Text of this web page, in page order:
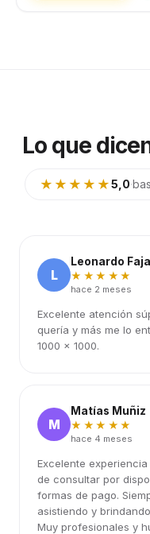
Lo que
★★★★★5,0·
L
Leonardo
★★★★★
hace 2 meses
Excelente atención
quería y más me lo
1000 x 1000.
M
Matías Muñiz
★★★★★
hace 4 meses
Excelente
de consultar por
formas de pago.
asistiendo y
Muy profesionales y